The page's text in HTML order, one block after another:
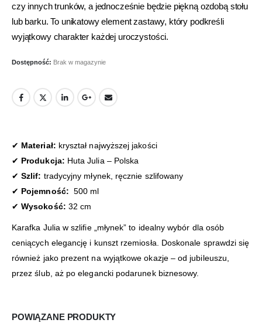
czy innych trunków, a jednocześnie będzie piękną ozdobą stołu
lub barku. To unikatowy element zastawy, który podkreśli
wyjątkowy charakter każdej uroczystości.
Dostępność: Brak w magazynie
✔ Materiał: kryształ najwyższej jakości
✔ Produkcja: Huta Julia – Polska
✔Szlif: tradycyjny młynek, ręcznie szlifowany
✔ Pojemność: 500 ml
✔Wysokość: 32 cm
Karafka Julia w szlifie „młynek” to idealny wybór dla osób
ceniących elegancję i kunszt rzemiosła. Doskonale sprawdzi się
również jako prezent na wyjątkowe okazje – od jubileuszu,
przez ślub, aż po elegancki podarunek biznesowy.
POWIĄZANE PRODUKTY